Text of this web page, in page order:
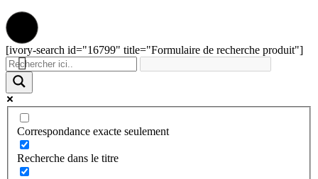
[ivory-search id="16799" title="Formulaire de recherche produit"]
Correspondance exacte seulement
Recherche dans le titre